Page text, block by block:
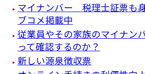
マイナンバー 税理士証票も
ブコメ掲載中
従業員やその家族のマイナン
って確認するのか？
新しい源泉徴収票